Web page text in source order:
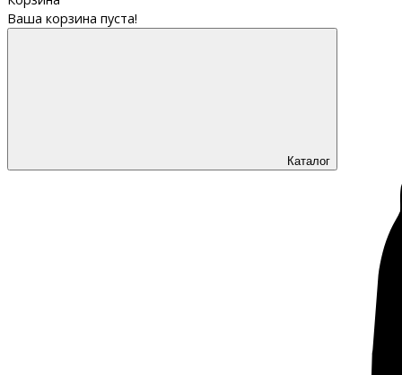
Ваша корзина пуста!
Каталог